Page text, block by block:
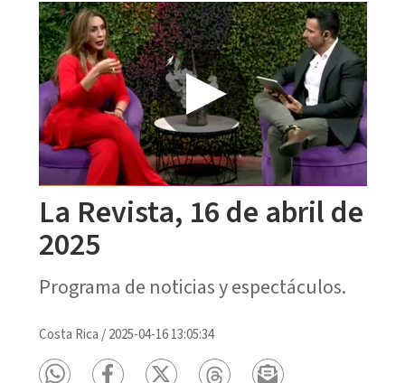
La Revista, 16 de abril de
2025
Programa de noticias y espectáculos.
Costa Rica /2025-04-16 13:05:34